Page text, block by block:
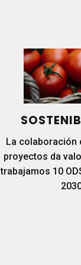
La colaboración
proyectos da
trabajamos 10